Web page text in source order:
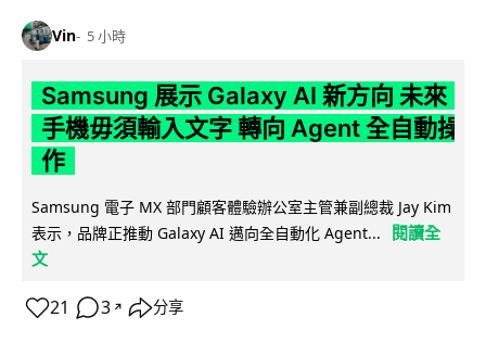
Vin 5 小時
Samsung 展示 Galaxy AI 新方向 未來
手機毋須輸入文字 轉向 Agent 全自動操
作
Samsung 電子 MX 部門顧客體驗辦公室主管兼副總裁 Jay Kim
表示，品牌正推動 Galaxy AI 邁向全自動化 Agent...
閱讀全
文
21 3 ↗ 分享